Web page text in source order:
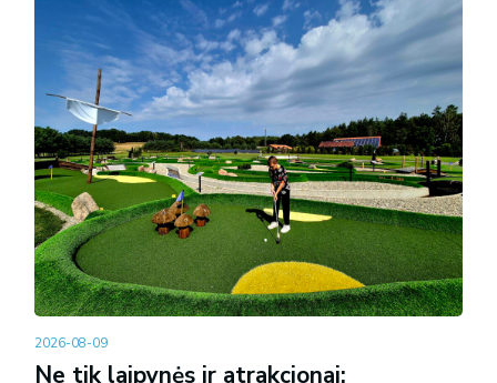
2026-08-09
Ne tik laipynės ir atrakcionai: